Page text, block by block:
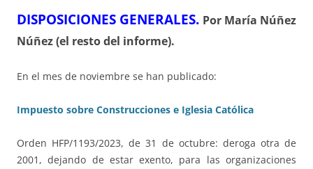
DISPOSICIONES GENERALES. Por María Núñez
Núñez (el resto del informe).
En el mes de noviembre se han publicado:
Impuesto sobre Construcciones e Iglesia Católica
Orden HFP/1193/2023, de 31 de octubre: deroga otra de
2001, dejando de estar exento, para las organizaciones